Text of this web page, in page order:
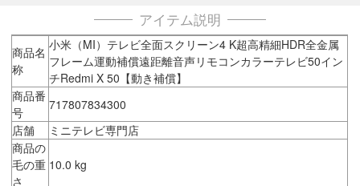
アイテム説明
商品名
称
小米（MI）テレビ全面スクリーン4 K超高精細HDR全金属
フレーム運動補償遠距離音声リモコンカラーテレビ50イン
チRedmi X 50【動き補償】
商品番
号
717807834300
店舗
ミニテレビ専門店
商品の
毛の重
さ
10.0 kg